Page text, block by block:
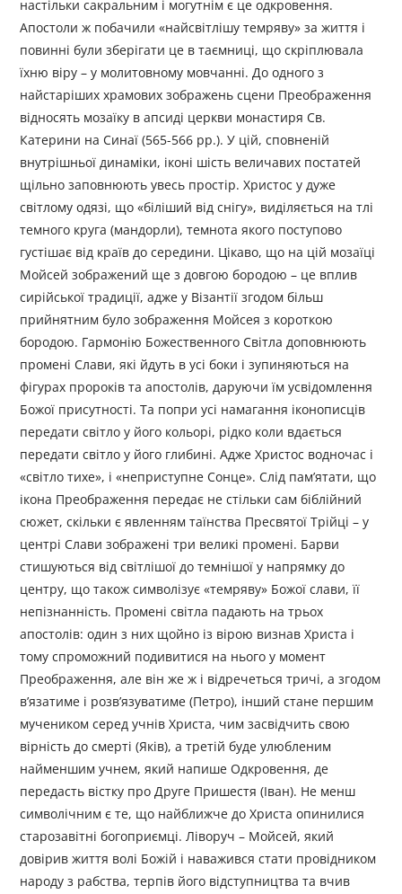
настільки сакральним і могутнім є це одкровення.
Апостоли ж побачили «найсвітлішу темряву» за життя і
повинні були зберігати це в таємниці, що скріплювала
їхню віру – у молитовному мовчанні. До одного з
найстаріших храмових зображень сцени Преображення
відносять мозаїку в апсиді церкви монастиря Св.
Катерини на Синаї (565-566 рр.). У цій, сповненій
внутрішньої динаміки, іконі шість величавих постатей
щільно заповнюють увесь простір. Христос у дуже
світлому одязі, що «біліший від снігу», виділяється на тлі
темного круга (мандорли), темнота якого поступово
густішає від країв до середини. Цікаво, що на цій мозаїці
Мойсей зображений ще з довгою бородою – це вплив
сирійської традиції, адже у Візантії згодом більш
прийнятним було зображення Мойсея з короткою
бородою. Гармонію Божественного Світла доповнюють
промені Слави, які йдуть в усі боки і зупиняються на
фігурах пророків та апостолів, даруючи їм усвідомлення
Божої присутності. Та попри усі намагання іконописців
передати світло у його кольорі, рідко коли вдається
передати світло у його глибині. Адже Христос водночас і
«світло тихе», і «неприступне Сонце». Слід пам’ятати, що
ікона Преображення передає не стільки сам біблійний
сюжет, скільки є явленням таїнства Пресвятої Трійці – у
центрі Слави зображені три великі промені. Барви
стишуються від світлішої до темнішої у напрямку до
центру, що також символізує «темряву» Божої слави, її
непізнанність. Промені світла падають на трьох
апостолів: один з них щойно із вірою визнав Христа і
тому спроможний подивитися на нього у момент
Преображення, але він же ж і відречеться тричі, а згодом
в’язатиме і розв’язуватиме (Петро), інший стане першим
мучеником серед учнів Христа, чим засвідчить свою
вірність до смерті (Яків), а третій буде улюбленим
найменшим учнем, який напише Одкровення, де
передасть вістку про Друге Пришестя (Іван). Не менш
символічним є те, що найближче до Христа опинилися
старозавітні богоприємці. Ліворуч – Мойсей, який
довірив життя волі Божій і наважився стати провідником
народу з рабства, терпів його відступництва та вчив